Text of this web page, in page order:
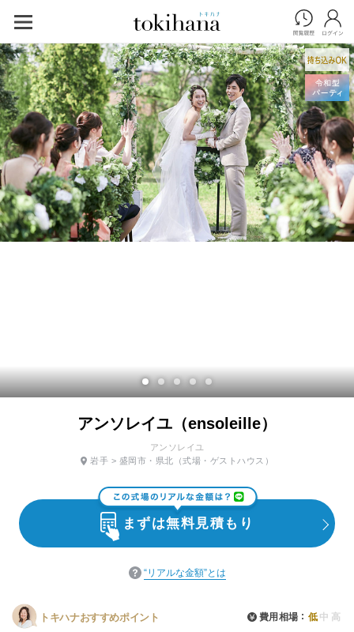
アンソレイユ（ensoleille）
アンソレイユ
岩手 > 盛岡市・県北 （式場・ゲストハウス）
まずは無料見積もり
“リアルな金額”とは
トキハナおすすめポイント 費用相場 低 中 高